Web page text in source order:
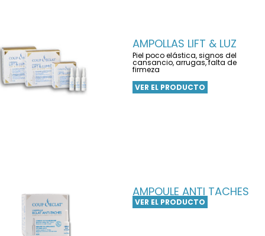
AMPOLLAS LIFT & LUZ
Piel poco elástica, signos del
cansancio, arrugas, falta de
firmeza
VER EL PRODUCTO
AMPOULE ANTI TACHES
VER EL PRODUCTO